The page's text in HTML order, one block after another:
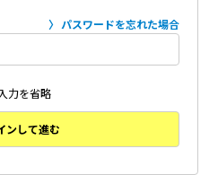
パスワードを忘れた場合
力を省略
ンして進む